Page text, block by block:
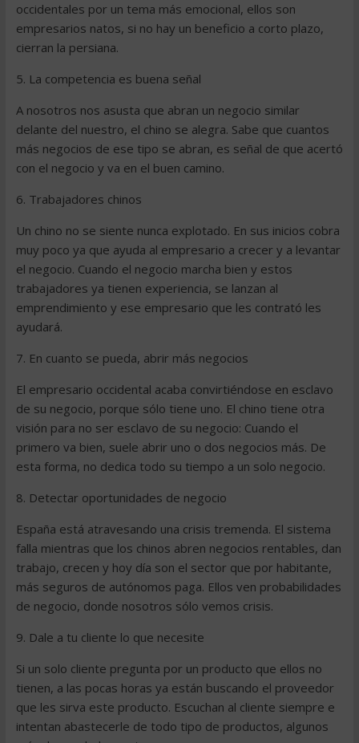
occidentales por un tema más emocional, ellos son
empresarios natos, si no hay un beneficio a corto plazo,
cierran la persiana.
5. La competencia es buena señal
A nosotros nos asusta que abran un negocio similar
delante del nuestro, el chino se alegra. Sabe que cuantos
más negocios de ese tipo se abran, es señal de que acertó
con el negocio y va en el buen camino.
6. Trabajadores chinos
Un chino no se siente nunca explotado. En sus inicios cobra
muy poco ya que ayuda al empresario a crecer y a levantar
el negocio. Cuando el negocio marcha bien y estos
trabajadores ya tienen experiencia, se lanzan al
emprendimiento y ese empresario que les contrató les
ayudará.
7. En cuanto se pueda, abrir más negocios
El empresario occidental acaba convirtiéndose en esclavo
de su negocio, porque sólo tiene uno. El chino tiene otra
visión para no ser esclavo de su negocio: Cuando el
primero va bien, suele abrir uno o dos negocios más. De
esta forma, no dedica todo su tiempo a un solo negocio.
8. Detectar oportunidades de negocio
España está atravesando una crisis tremenda. El sistema
falla mientras que los chinos abren negocios rentables, dan
trabajo, crecen y hoy día son el sector que por habitante,
más seguros de autónomos paga. Ellos ven probabilidades
de negocio, donde nosotros sólo vemos crisis.
9. Dale a tu cliente lo que necesite
Si un solo cliente pregunta por un producto que ellos no
tienen, a las pocas horas ya están buscando el proveedor
que les sirva este producto. Escuchan al cliente siempre e
intentan abastecerle de todo tipo de productos, algunos